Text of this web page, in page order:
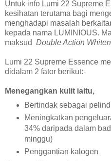
Untuk info Lumi 22 Supreme
kesihatan terutama bagi
menghadapi masalah
kepada nama LUMINIOUS.
maksud Double Action
Lumi 22 Supreme Essence
didalam 2 fator berikut:-
Menegangkan kulit iaitu,
Bertindak sebagai
Meningkatkan
34% daripada dalam
minggu)
Penggantian kalogen